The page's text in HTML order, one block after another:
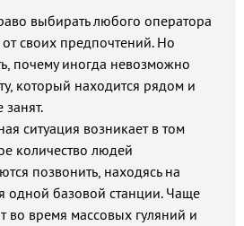
выбирать любого оператора
своих предпочтений. Но
почему иногда невозможно
который находится рядом и
ситуация возникает в том
количество людей
позвонить, находясь на
одной базовой станции. Чаще
во время массовых гуляний и